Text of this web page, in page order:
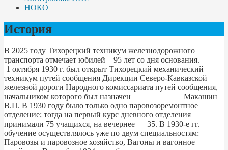
НОКО
История
В 2025 году Тихорецкий техникум железнодорожного
транспорта отмечает юбилей – 95 лет со дня основания.
1 октября 1930 г. был открыт Тихорецкий механический
техникум путей сообщения Дирекции Северо-Кавказской
железной дороги Народного комиссариата путей сообщения,
начальником которого был назначен Макашин
В.П. В 1930 году было только одно паровозоремонтное
отделение; тогда на первый курс дневного отделения
принимали 75 учащихся, на вечернее — 35. В 1930-е гг.
обучение осуществлялось уже по двум специальностям:
Паровозы и паровозное хозяйство, Вагоны и вагонное